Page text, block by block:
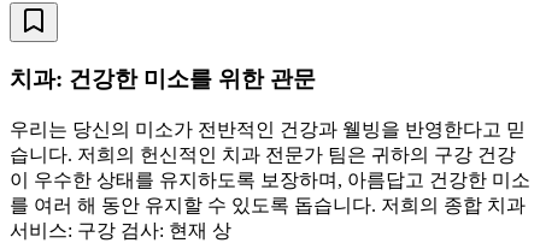
치과: 건강한 미소를 위한 관문
우리는 당신의 미소가 전반적인 건강과 웰빙을 반영한다고 믿
습니다. 저희의 헌신적인 치과 전문가 팀은 귀하의 구강 건강
이 우수한 상태를 유지하도록 보장하며, 아름답고 건강한 미소
를 여러 해 동안 유지할 수 있도록 돕습니다. 저희의 종합 치과
서비스: 구강 검사: 현재 상